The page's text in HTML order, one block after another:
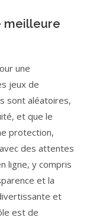
meilleure
une
jeux de
sont aléatoires,
et que le
protection,
des attentes
ligne, y compris
et la
et
est de